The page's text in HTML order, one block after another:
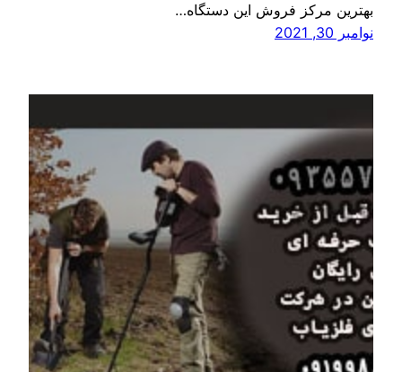
بهترین مرکز فروش این دستگاه…
نوامبر 30, 2021